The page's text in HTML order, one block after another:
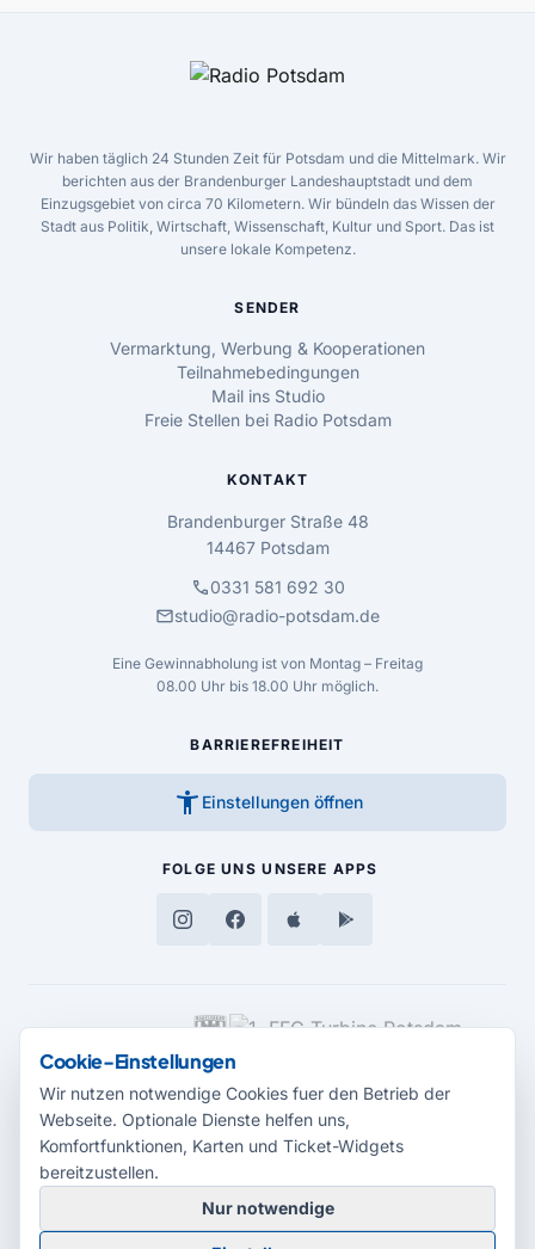
Wir haben täglich 24 Stunden Zeit für Potsdam und die Mittelmark. Wir
berichten aus der Brandenburger Landeshauptstadt und dem
Einzugsgebiet von circa 70 Kilometern. Wir bündeln das Wissen der
Stadt aus Politik, Wirtschaft, Wissenschaft, Kultur und Sport. Das ist
unsere lokale Kompetenz.
SENDER
Vermarktung, Werbung & Kooperationen
Teilnahmebedingungen
Mail ins Studio
Freie Stellen bei Radio Potsdam
KONTAKT
Brandenburger Straße 48
14467 Potsdam
call0331 581 692 30
mailstudio@radio-potsdam.de
Eine Gewinnabholung ist von Montag – Freitag
08.00 Uhr bis 18.00 Uhr möglich.
BARRIEREFREIHEIT
accessibility_new Einstellungen öffnen
FOLGE UNS UNSERE APPS
MEDIENPARTNER
© 2026 Radio Potsdam. Webseite entwickelt durch dieMedienagentur
Cookie-Einstellungen
Wir nutzen notwendige Cookies fuer den Betrieb der
Webseite. Optionale Dienste helfen uns,
Komfortfunktionen, Karten und Ticket-Widgets
bereitzustellen.
Nur notwendige